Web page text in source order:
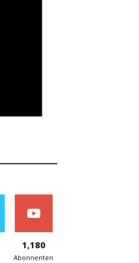
1,180
Abonnenten